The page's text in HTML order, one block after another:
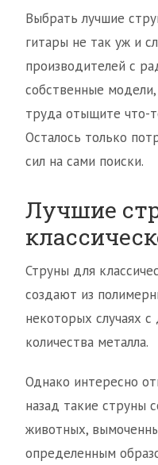
Выбрать лучшие
гитары не так уж и
производителей с
собственные
труда отыщите что-
Осталось только
сил на сами поиски.
Лучшие
Струны для
создают из
некоторых случаях
количества металла.
Однако интересно
назад такие струны
животных,
определенным